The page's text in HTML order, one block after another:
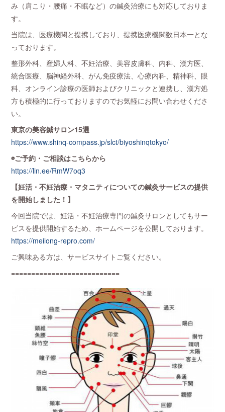
み（肩こり・腰痛・不眠など）の鍼灸治療にも対応しておりま
す。
当院は、医療機関と提携しており、提携医療機関数日本一とな
っております。
整形外科、産婦人科、不妊治療、美容皮膚科、内科、漢方医、
統合医療、脳神経外科、がん免疫療法、心療内科、精神科、眼
科、オンライン診療の医師およびクリニックと連携し、漢方処
方も積極的に行っておりますのでお気軽にお問い合わせくださ
い。
東京の美容鍼サロン15選
https://www.shinq-compass.jp/slct/biyoshinqtokyo/
◉ご予約・ご相談はこちらから
https://lin.ee/RmW7oq3
【妊活・不妊治療・マタニティについての鍼灸サービスの提供
を開始しました！】
今回当院では、妊活・不妊治療専門の鍼灸サロンとしてもサー
ビスを提供開始するため、ホームページを公開しております。
https://meilong-repro.com/
ご興味ある方は、サービスサイトご覧ください。
===========================